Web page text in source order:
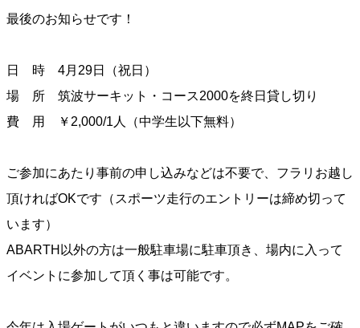
最後のお知らせです！
日 時 4月29日（祝日）
場 所 筑波サーキット・コース2000を終日貸し切り
費 用 ￥2,000/1人（中学生以下無料）
ご参加にあたり事前の申し込みなどは不要で、フラリお越し
頂ければOKです（スポーツ走行のエントリーは締め切って
います）
ABARTH以外の方は一般駐車場に駐車頂き、場内に入って
イベントに参加して頂く事は可能です。